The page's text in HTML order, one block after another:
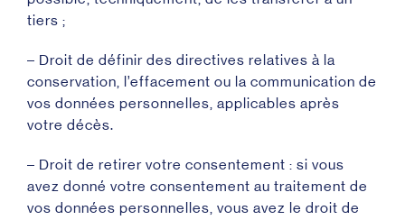
tiers ;
– Droit de définir des directives relatives à la
conservation, l’effacement ou la communication de
vos données personnelles, applicables après
votre décès.
– Droit de retirer votre consentement : si vous
avez donné votre consentement au traitement de
vos données personnelles, vous avez le droit de